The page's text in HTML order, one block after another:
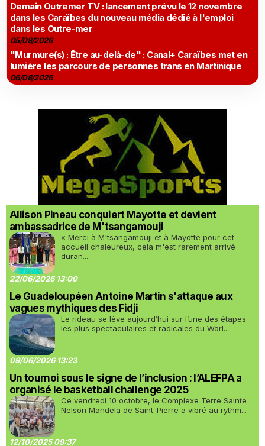
Demain Outremer TV : lancement prévu le 12 novembre
dans les Caraïbes du nouveau média dédié à l'emploi
dans les Outre-mer
05/08/2026
"Murmure(s) : Être au-delà-de" : Canal+ Caraïbes met en
lumière les parcours de personnes trans en Martinique
06/08/2026
Allison Pineau conquiert Mayotte et devient
ambassadrice de M'tsangamouji
« Merci à M'tsangamouji et à Mayotte pour cet
accueil chaleureux, cela m'est rarement arrivé
duran...
22/06/2026 13:00
Le Guadeloupéen Antoine Martin s'attaque aux
vagues mythiques des Fidji
Le rideau se lève aujourd’hui sur l’une des étapes
les plus spectaculaires et radicales du Worl...
09/06/2026 13:23
Un tournoi sous le signe de l’inclusion : l’ALEFPA a
organisé le basketball challenge 2025
Ce vendredi 10 octobre, le Complexe Terre Sainte
Nelson Mandela de Saint-Pierre a vibré au rythm...
12/10/2025 09:37